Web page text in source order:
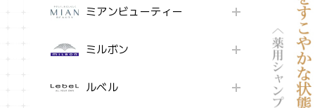
ミアンビューティー
ミルボン
ルベル